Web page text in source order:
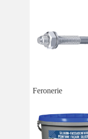
Feronerie